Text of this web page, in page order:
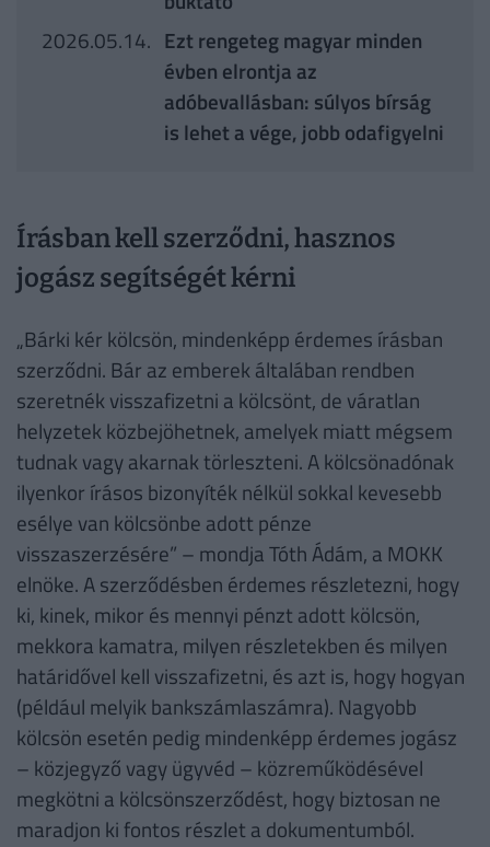
2026.05.14. Ezt rengeteg magyar minden
évben elrontja az
adóbevallásban: súlyos bírság
is lehet a vége, jobb odafigyelni
Írásban kell szerződni, hasznos
jogász segítségét kérni
„Bárki kér kölcsön, mindenképp érdemes írásban
szerződni. Bár az emberek általában rendben
szeretnék visszafizetni a kölcsönt, de váratlan
helyzetek közbejöhetnek, amelyek miatt mégsem
tudnak vagy akarnak törleszteni. A kölcsönadónak
ilyenkor írásos bizonyíték nélkül sokkal kevesebb
esélye van kölcsönbe adott pénze
visszaszerzésére” – mondja Tóth Ádám, a MOKK
elnöke. A szerződésben érdemes részletezni, hogy
ki, kinek, mikor és mennyi pénzt adott kölcsön,
mekkora kamatra, milyen részletekben és milyen
határidővel kell visszafizetni, és azt is, hogy hogyan
(például melyik bankszámlaszámra). Nagyobb
kölcsön esetén pedig mindenképp érdemes jogász
– közjegyző vagy ügyvéd – közreműködésével
megkötni a kölcsönszerződést, hogy biztosan ne
maradjon ki fontos részlet a dokumentumból.